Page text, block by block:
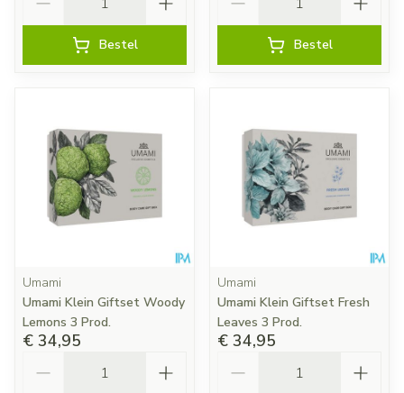
Bestel Bestel
Umami
Umami Klein Giftset Woody
Lemons 3 Prod.
€ 34,95
Umami
Umami Klein Giftset Fresh
Leaves 3 Prod.
€ 34,95